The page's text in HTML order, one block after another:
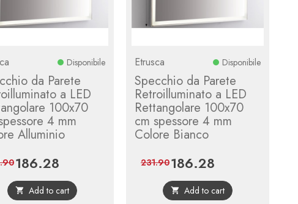
Disponibile
da Parete
a LED
100x70
4 mm
Alluminio
Price
186.28
price
 Add to cart
Etrusca Disponibile
Specchio da Parete
Retroilluminato a LED
Rettangolare 100x70
cm spessore 4 mm
Colore Bianco
Price
186.28
price
231.90
 Add to cart